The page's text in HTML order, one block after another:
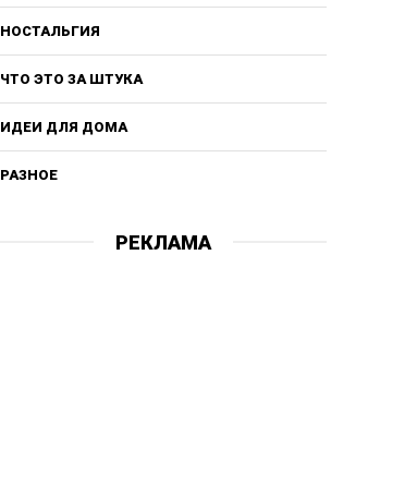
НОСТАЛЬГИЯ
ЧТО ЭТО ЗА ШТУКА
ИДЕИ ДЛЯ ДОМА
РАЗНОЕ
РЕКЛАМА